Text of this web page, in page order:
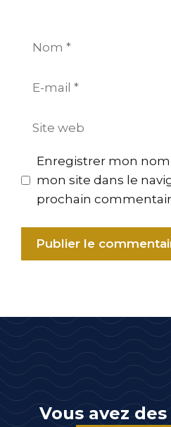
Nom
Site
Enregistrer mon
mon site dans le
prochain
Vous avez